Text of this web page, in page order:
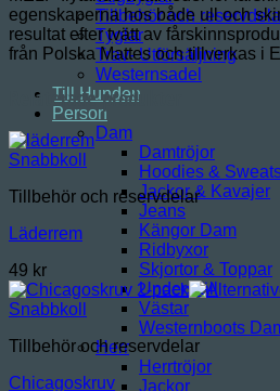
Tillbehör och
Tyglar
Trav- Utförsäljning
Westernsadel
Till Hunden
Person
Dam
Damtröjor
Hoodies &
Jackor & Kavajer
Jeans
Kängor Dam
Ridbyxor
Skjortor & Toppar
Underställ
Västar
Westernboots
Herr
Herrtröjor
Jackor
egenskaperna hos både ull och
resultat efter tvätt av
från Polska Mattes och tillverkas i
Relaterade produkter
Snabbkoll
Tillbehör och reservdelar
Läderrem
49 kr
Snabbkoll
Tillbehör och reservdelar
Chicagoskruv